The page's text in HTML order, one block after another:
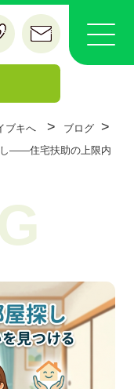
ブキへ > ブログ >
し——住宅扶助の上限内